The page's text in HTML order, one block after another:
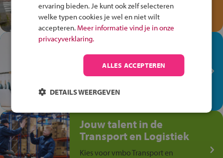
Speel het Fiets Veilig Verkeersspel
en win een Cortina-fiets!
In de winkel ben je op je
plek!
Ontdek via het vmbo jouw talent
anders is!
Jouw talent in de
Transport en Logistiek
Kies voor vmbo Transport en
ervaring bieden. Je kunt ook zelf selecteren
welke typen cookies je wel en niet wilt
accepteren. Meer informatie vind je in onze
privacyverklaring.
ALLES ACCEPTEREN
DETAILS WEERGEVEN